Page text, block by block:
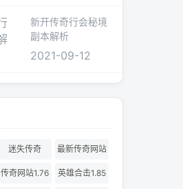
新开传奇行会秘境
副本解析
2021-09-12
迷失传奇 最新传奇网站
传奇网站1.76
英雄合击1.85